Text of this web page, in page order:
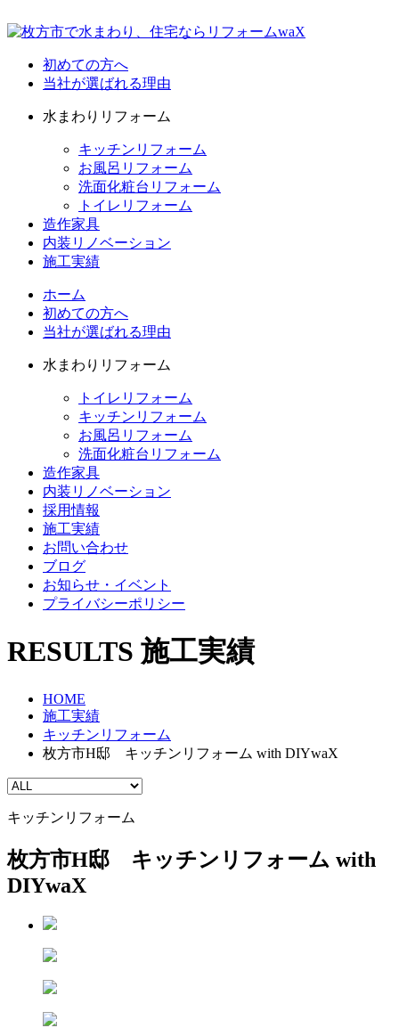
初めての方へ
当社が選ばれる理由
水まわりリフォーム
キッチンリフォーム
お風呂リフォーム
洗面化粧台リフォーム
トイレリフォーム
造作家具
内装リノベーション
施工実績
ホーム
初めての方へ
当社が選ばれる理由
水まわりリフォーム
トイレリフォーム
キッチンリフォーム
お風呂リフォーム
洗面化粧台リフォーム
造作家具
内装リノベーション
採用情報
施工実績
お問い合わせ
ブログ
お知らせ・イベント
プライバシーポリシー
RESULTS 施工実績
HOME
施工実績
キッチンリフォーム
枚方市H邸 キッチンリフォーム with DIYwaX
キッチンリフォーム
枚方市H邸 キッチンリフォーム with
DIYwaX